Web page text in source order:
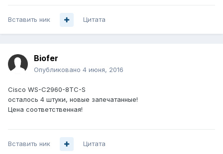
Вставить ник Цитата
Biofer
Опубликовано 4 июня, 2016
Cisco WS-C2960-8TC-S
осталось 4 штуки, новые запечатанные!
Цена соответственная!
Вставить ник Цитата